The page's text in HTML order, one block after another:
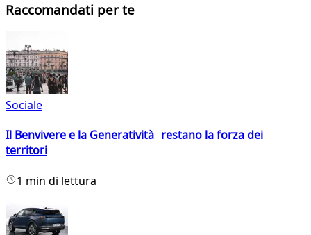
Raccomandati per te
Sociale
Il Benvivere e la Generatività restano la forza dei
territori
1 min di lettura